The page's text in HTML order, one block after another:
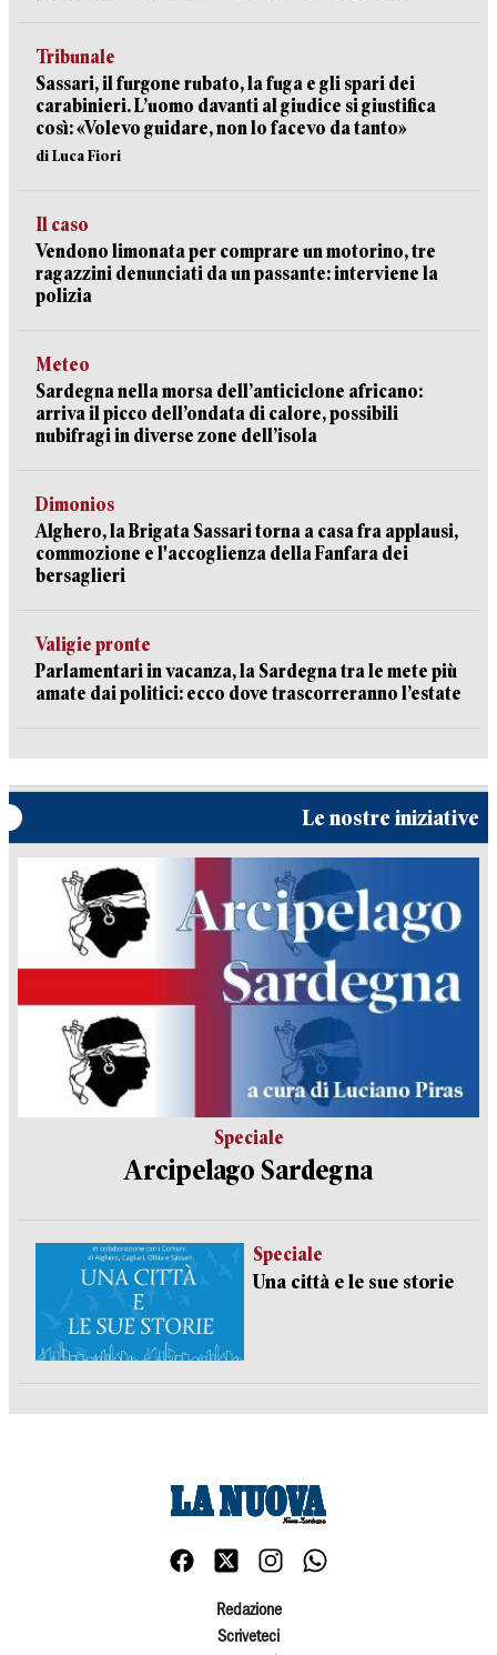
Tribunale
Sassari, il furgone rubato, la fuga e gli spari dei
carabinieri. L’uomo davanti al giudice si giustifica
così: «Volevo guidare, non lo facevo da tanto»
di Luca Fiori
Il caso
Vendono limonata per comprare un motorino, tre
ragazzini denunciati da un passante: interviene la
polizia
Meteo
Sardegna nella morsa dell’anticiclone africano:
arriva il picco dell’ondata di calore, possibili
nubifragi in diverse zone dell’isola
Dimonios
Alghero, la Brigata Sassari torna a casa fra applausi,
commozione e l'accoglienza della Fanfara dei
bersaglieri
Valigie pronte
Parlamentari in vacanza, la Sardegna tra le mete più
amate dai politici: ecco dove trascorreranno l’estate
Le nostre iniziative
Speciale
Arcipelago Sardegna
Speciale
Una città e le sue storie
Redazione
Scriveteci